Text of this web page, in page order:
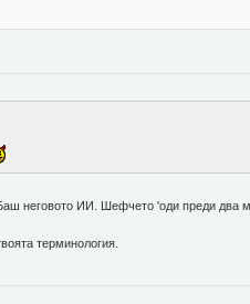
неговото ИИ. Шефчето 'оди преди два
терминология.